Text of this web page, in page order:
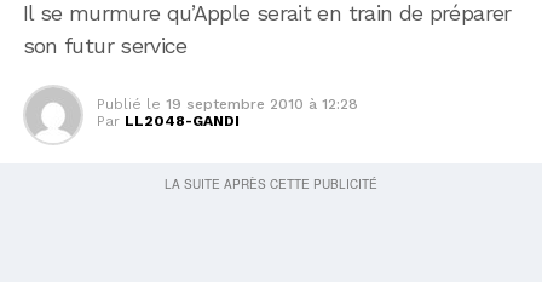
Il se murmure qu’Apple serait en train de préparer
son futur service
Publié le 19 septembre 2010 à 12:28
Par LL2048-GANDI